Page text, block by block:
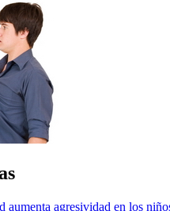
aumenta agresividad en los